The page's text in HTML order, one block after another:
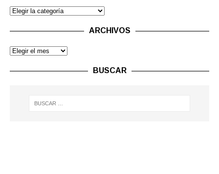
ARCHIVOS
BUSCAR